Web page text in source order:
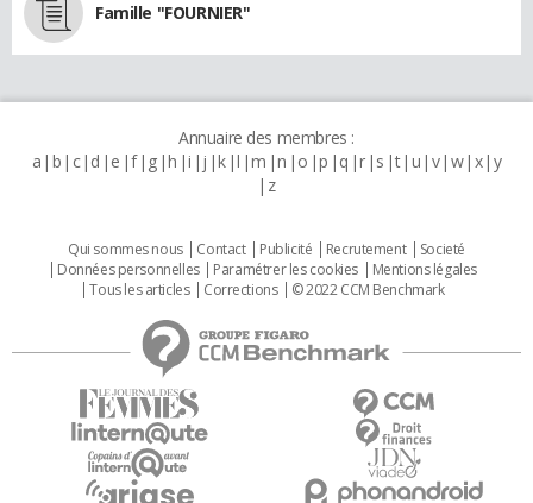
Famille "FOURNIER"
Annuaire des membres :
a b c d e f g h i j k l m n o p q r s t u v w x y
z
Qui sommes nous Contact Publicité Recrutement
Societé
Données personnelles
Paramétrer les cookies
Mentions légales
Tous les articles
Corrections © 2022 CCM Benchmark